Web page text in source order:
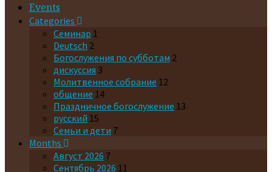
Events
Categories
Cеминар 1
Deutsch 2
Богослужения по субботам 2
дискуссия 3
Молитвенное собрание 12
общение 14
Праздничное богослужение 13
русский 15
Семьи и дети 7
Months
Август 2026 7
Сентябрь 2026 11